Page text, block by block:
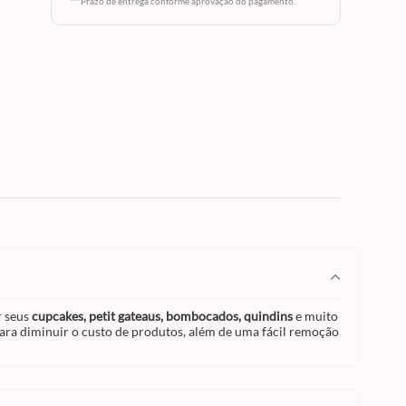
cupcakes, petit gateaus, bombocados, quindinse muito
diminuir o custo de produtos, além de uma fácil remoção